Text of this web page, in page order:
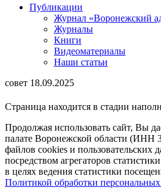
Публикации
Журнал «Воронежский
Журналы
Книги
Видеоматериалы
Наши статьи
совет 18.09.2025
Страница находится в стадии
Продолжая использовать сайт, Вы
палате Воронежской области (ИНН
файлов cookies и пользовательских
посредством агрегаторов
в целях ведения статистики
Политикой обработки